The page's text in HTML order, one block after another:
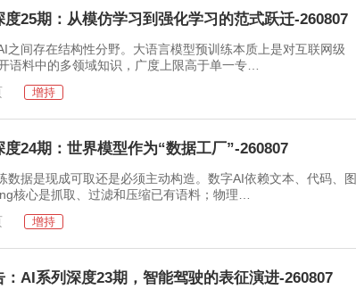
25期：从模仿学习到强化学习的范式跃迁-260807
间存在结构性分野。大语言模型预训练本质上是对互联网级
语料中的多领域知识，广度上限高于单一专…
增持
24期：世界模型作为“数据工厂”-260807
据是现成可取还是必须主动构造。数字AI依赖文本、代码、图
核心是抓取、过滤和压缩已有语料；物理…
增持
AI系列深度23期，智能驾驶的表征演进-260807